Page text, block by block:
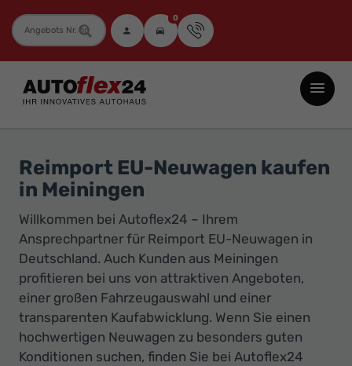
Fahrzeugnummer 0
Autoflex24
GmbH
Neuwagen
Jahreswagen
und
Gebrauchtwagen
zu
Top-
Preisen
-
Ihr
Reimport EU-Neuwagen kaufen
in Meiningen
Willkommen bei Autoflex24 – Ihrem
Ansprechpartner für Reimport EU-Neuwagen in
Deutschland. Auch Kunden aus Meiningen
profitieren bei uns von attraktiven Angeboten,
einer großen Fahrzeugauswahl und einer
transparenten Kaufabwicklung. Wenn Sie einen
hochwertigen Neuwagen zu besonders guten
Konditionen suchen, finden Sie bei Autoflex24